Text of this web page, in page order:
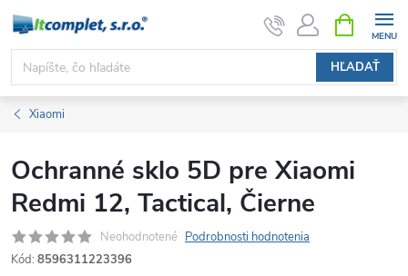
Prejsť
obsah
HĽADAŤ
KOŠÍK
Xiaomi
Ochranné sklo 5D pre Xiaomi
Redmi 12, Tactical, Čierne
Neohodnotené Podrobnosti hodnotenia
Kód: 8596311223396